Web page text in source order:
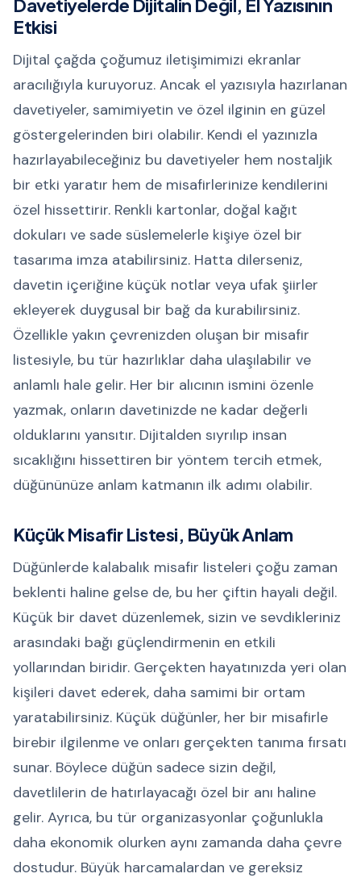
Davetiyelerde Dijitalin Değil, El Yazısının
Etkisi
Dijital çağda çoğumuz iletişimimizi ekranlar
aracılığıyla kuruyoruz. Ancak el yazısıyla hazırlanan
davetiyeler, samimiyetin ve özel ilginin en güzel
göstergelerinden biri olabilir. Kendi el yazınızla
hazırlayabileceğiniz bu davetiyeler hem nostaljik
bir etki yaratır hem de misafirlerinize kendilerini
özel hissettirir. Renkli kartonlar, doğal kağıt
dokuları ve sade süslemelerle kişiye özel bir
tasarıma imza atabilirsiniz. Hatta dilerseniz,
davetin içeriğine küçük notlar veya ufak şiirler
ekleyerek duygusal bir bağ da kurabilirsiniz.
Özellikle yakın çevrenizden oluşan bir misafir
listesiyle, bu tür hazırlıklar daha ulaşılabilir ve
anlamlı hale gelir. Her bir alıcının ismini özenle
yazmak, onların davetinizde ne kadar değerli
olduklarını yansıtır. Dijitalden sıyrılıp insan
sıcaklığını hissettiren bir yöntem tercih etmek,
düğününüze anlam katmanın ilk adımı olabilir.
Küçük Misafir Listesi, Büyük Anlam
Düğünlerde kalabalık misafir listeleri çoğu zaman
beklenti haline gelse de, bu her çiftin hayali değil.
Küçük bir davet düzenlemek, sizin ve sevdikleriniz
arasındaki bağı güçlendirmenin en etkili
yollarından biridir. Gerçekten hayatınızda yeri olan
kişileri davet ederek, daha samimi bir ortam
yaratabilirsiniz. Küçük düğünler, her bir misafirle
birebir ilgilenme ve onları gerçekten tanıma fırsatı
sunar. Böylece düğün sadece sizin değil,
davetlilerin de hatırlayacağı özel bir anı haline
gelir. Ayrıca, bu tür organizasyonlar çoğunlukla
daha ekonomik olurken aynı zamanda daha çevre
dostudur. Büyük harcamalardan ve gereksiz